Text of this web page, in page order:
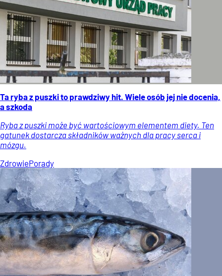
Ta ryba z puszki to prawdziwy hit. Wiele osób jej nie docenia,
a szkoda
Ryba z puszki może być wartościowym elementem diety. Ten
gatunek dostarcza składników ważnych dla pracy serca i
mózgu.
ZdrowiePorady